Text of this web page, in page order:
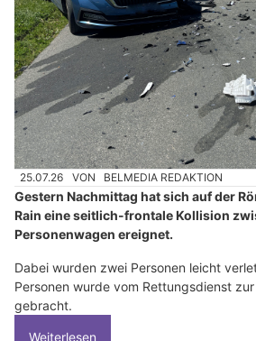
25.07.26 VON BELMEDIA REDAKTION
Gestern Nachmittag hat sich auf der
Rain eine seitlich-frontale Kollision
Personenwagen ereignet.
Dabei wurden zwei Personen leicht
Personen wurde vom Rettungsdienst
gebracht.
Weiterlesen